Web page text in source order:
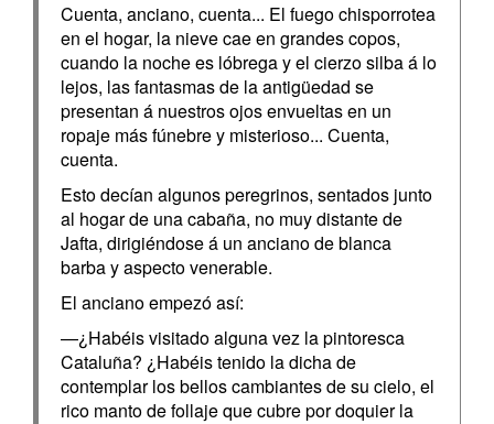
Cuenta, anciano, cuenta... El fuego chisporrotea
en el hogar, la nieve cae en grandes copos,
cuando la noche es lóbrega y el cierzo silba á lo
lejos, las fantasmas de la antigüedad se
presentan á nuestros ojos envueltas en un
ropaje más fúnebre y misterioso... Cuenta,
cuenta.
Esto decían algunos peregrinos, sentados junto
al hogar de una cabaña, no muy distante de
Jafta, dirigiéndose á un anciano de blanca
barba y aspecto venerable.
El anciano empezó así:
—¿Habéis visitado alguna vez la pintoresca
Cataluña? ¿Habéis tenido la dicha de
contemplar los bellos cambiantes de su cielo, el
rico manto de follaje que cubre por doquier la